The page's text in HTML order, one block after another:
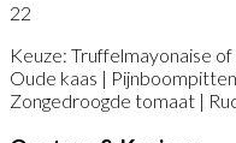
22
Keuze: Truffelmayonaise
Oude kaas |
Zongedroogde tomaat |